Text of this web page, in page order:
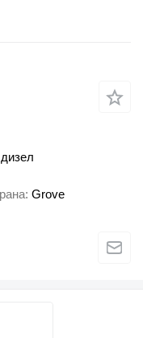
дизел
Grove